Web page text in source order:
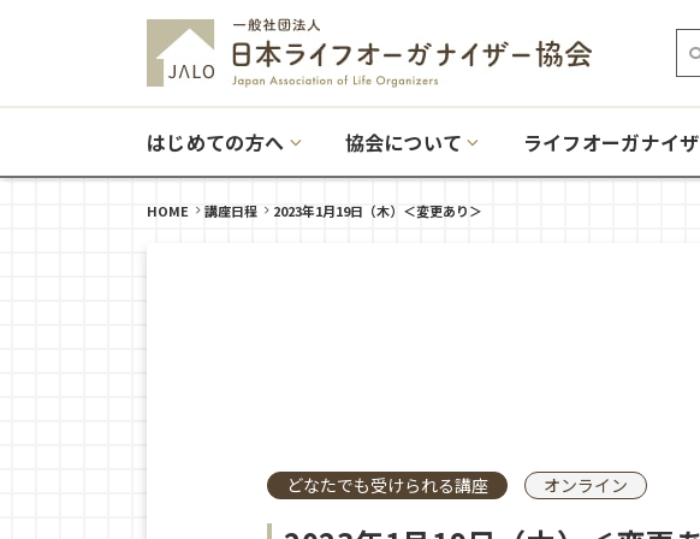
はじめての方へ 協会について ライフオーガナイ
HOME 講座日程 2023年1月19日（木）＜変更あり＞
どなたでも受けられる講座 オンライン